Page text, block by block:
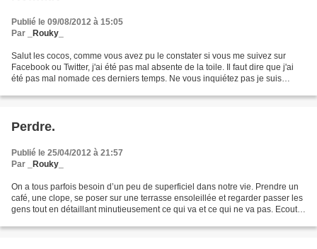
Publié le 09/08/2012 à 15:05
Par
_Rouky_
Salut les cocos, comme vous avez pu le constater si vous me suivez sur
Facebook ou Twitter, j'ai été pas mal absente de la toile. Il faut dire que j'ai
été pas mal nomade ces derniers temps. Ne vous inquiétez pas je suis
Perdre.
Publié le 25/04/2012 à 21:57
Par
_Rouky_
On a tous parfois besoin d’un peu de superficiel dans notre vie. Prendre un
café, une clope, se poser sur une terrasse ensoleillée et regarder passer les
gens tout en détaillant minutieusement ce qui va et ce qui ne va pas. Ecouter